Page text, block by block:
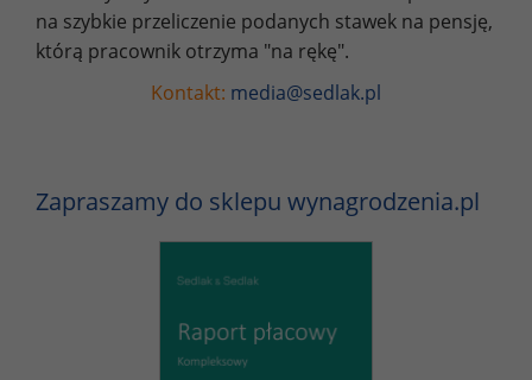
na szybkie przeliczenie podanych stawek na pensję,
którą pracownik otrzyma "na rękę".
Kontakt: media@sedlak.pl
Zapraszamy do sklepu wynagrodzenia.pl